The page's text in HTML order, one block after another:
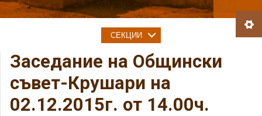
Заседание на Общински
съвет-Крушари на
02.12.2015г. от 14.00ч.
СЕКЦИИ